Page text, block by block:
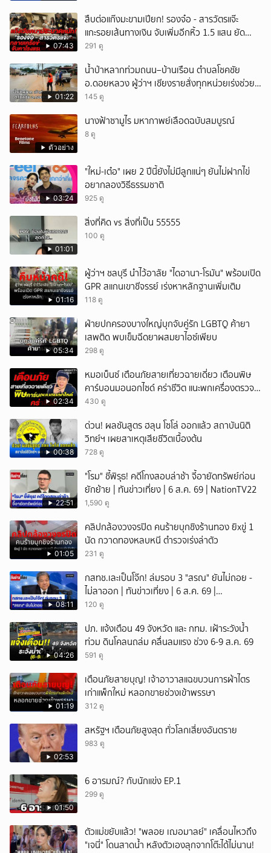
07:43
สืบต่อแก๊งมะขามเปียก! รองจ๋อ - สารวัตรแจ๊ะ
แกะรอยเส้นทางเงิน จับเพิ่มอีกหิ้ว 1.5 แสน ยัด
สินบน
291 ดู
01:22
น้ำป่าหลากท่วมถนน–บ้านเรือน ตำบลโชคชัย
อ.ดอยหลวง ผู้ว่าฯ เชียงรายสั่งทุกหน่วยเร่งช่วย
เหลือประชาชน
145 ดู
ตัวอย่าง
นางฟ้าซามูไร มหากาพย์เลือดฉบับสมบูรณ์
8 ดู
03:24
"ใหม่-เต๋อ" เผย 2 ปีนี้ยังไม่มีลูกแน่ๆ ยันไม่ฝากไข่
อยากลองวิธีธรรมชาติ
925 ดู
01:01
สิ่งที่คิด vs สิ่งที่เป็น 55555
100 ดู
01:16
ผู้ว่าฯ ชลบุรี นำไว้อาลัย "ไดอานา-โรมัน" พร้อมเปิด
GPR สแกนเขาชีจรรย์ เร่งหาหลักฐานเพิ่มเติม
118 ดู
05:34
ฝ่ายปกครองบางใหญ่บุกจับคู่รัก LGBTQ ค้ายา
เสพติด พบเข็มฉีดยาผสมยาไอซ์เพียบ
298 ดู
02:34
หมอเบ็นซ์ เตือนภัยสายเที่ยวฉายเดี่ยว เตือนพิษ
คาร์บอนมอนอกไซด์ คร่าชีวิต แนะพกเครื่องตรวจ
วัดติดตัว
430 ดู
00:38
ด่วน! ผลชันสูตร ฮลุน โซโล่ ออกแล้ว สถาบันนิติ
วิทย์ฯ เผยสาเหตุเสียชีวิตเบื้องต้น
728 ดู
22:51
"โรม" ชี้พิรุธ! คดีโกงสอบล่าช้า จี้อายัดทรัพย์ก่อน
ยักย้าย | ทันข่าวเที่ยง | 6 ส.ค. 69 | NationTV22
1,590 ดู
01:05
คลิปกล้องวงจรปิด คนร้ายบุกชิงร้านทอง ยิxขู่ 1
นัด กวาดทองหลบหนี ตำรวจเร่งล่าตัว
231 ดู
08:11
กสทช.เละเป็นโจ๊ก! ล่มรอบ 3 "สรณ" ยันไม่ถอย -
ไม่ลาออก | ทันข่าวเที่ยง | 6 ส.ค. 69 |
NationTV22
120 ดู
04:26
ปภ. แจ้งเตือน 49 จังหวัด และ กทม. เฝ้าระวังน้ำ
ท่วม ดินโคลนถล่ม คลื่นลมแรง ช่วง 6-9 ส.ค. 69
591 ดู
01:19
เตือนภัยสายบุญ! เจ้าอาวาสแฉขบวนการผ้าไตร
เก่าแพ็กใหม่ หลอกขายช่วงเข้าพรรษา
312 ดู
02:53
สหรัฐฯ เตือนภัยสูงสุด ทั่วโลกเสี่ยงอันตราย
983 ดู
01:50
6 อารมณ์? กับนักแข่ง EP.1
299 ดู
ตัวแม่ขยับแล้ว! "พลอย เฌอมาลย์" เคลื่อนไหวถึง
"เจนี่" โดนสาดน้ำ หลังตัวเองลุกจากโต๊ะได้ไม่นาน!